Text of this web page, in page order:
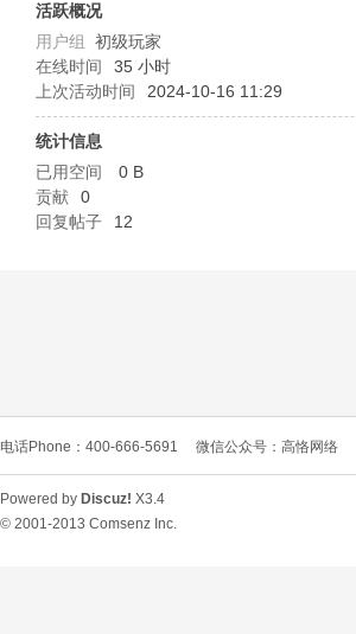
L
活跃概况
用户组 初级玩家
在线时间
35 小时
上次活动时间
2024-10-16 11:29
统计信息
已用空间
0 B
贡献
0
回复帖子
12
电话Phone：400-666-5691 微信公众号：高恪网络
Powered by Discuz! X3.4
© 2001-2013 Comsenz Inc.